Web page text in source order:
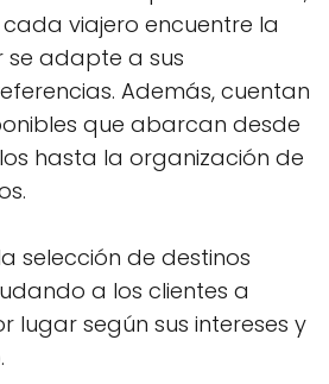
viajero encuentre la
se adapte a sus
Además, cuentan
que abarcan desde
hasta la organización de
selección de destinos
a los clientes a
lugar según sus intereses y